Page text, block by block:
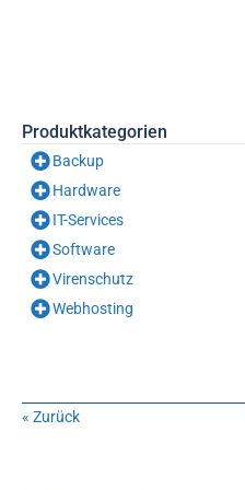
Produktkategorien
Backup
Hardware
IT-Services
Software
Virenschutz
Webhosting
« Zurück